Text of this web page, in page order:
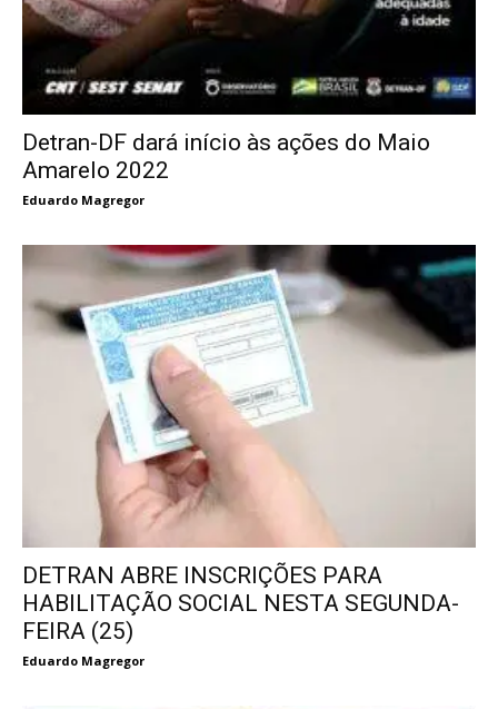
Detran-DF dará início às ações do Maio
Amarelo 2022
Eduardo Magregor
DETRAN ABRE INSCRIÇÕES PARA
HABILITAÇÃO SOCIAL NESTA SEGUNDA-
FEIRA (25)
Eduardo Magregor